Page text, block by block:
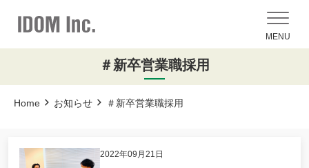
MENU
＃新卒営業職採用
Home お知らせ ＃新卒営業職採用
2022年09月21日